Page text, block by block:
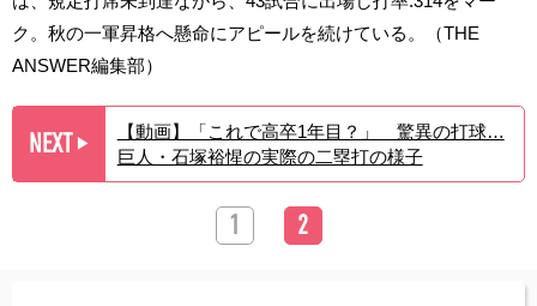
ク。秋の一軍昇格へ懸命にアピールを続けている。（THE
ANSWER編集部）
NEXT ▶︎
【動画】「これで高卒1年目？」 驚異の打球…
巨人・石塚裕惺の実際の二塁打の様子
1 2